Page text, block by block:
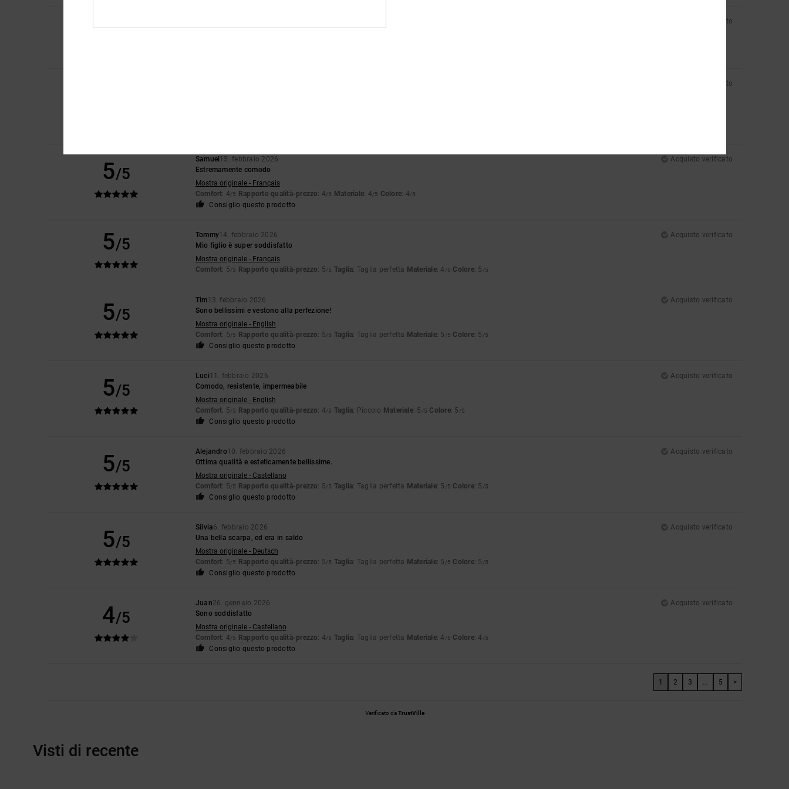
5/5
Acquisto verificato
Acquisto verificato
5/5
Samuel 15. febbraio 2026
Acquisto verificato
Estremamente comodo
Mostra originale - Français
Comfort: 4/5 Rapporto qualità-prezzo: 4/5 Materiale: 4/5 Colore: 4/5
Consiglio questo prodotto
5/5
Tommy14. febbraio 2026
Acquisto verificato
Mio figlio è super soddisfatto
Mostra originale - Français
Comfort: 5/5 Rapporto qualità-prezzo: 5/5 Taglia: Taglia perfetta Materiale: 4 /5 Colore: 5 /5
5/5
Tim13. febbraio 2026
Acquisto verificato
Sono bellissimi e vestono alla perfezione!
Mostra originale - English
Comfort: 5/5 Rapporto qualità-prezzo: 5/5 Taglia: Taglia perfetta Materiale: 5 /5 Colore: 5 /5
Consiglio questo prodotto
5/5
Luci11. febbraio 2026
Acquisto verificato
Comodo, resistente, impermeabile
Mostra originale - English
Comfort: 5/5 Rapporto qualità-prezzo: 4/5 Taglia: Piccolo Materiale: 5 /5 Colore: 5 /5
Consiglio questo prodotto
5/5
Alejandro10. febbraio 2026
Acquisto verificato
Ottima qualità e esteticamente bellissime.
Mostra originale - Castellano
Comfort: 5/5 Rapporto qualità-prezzo: 5/5 Taglia: Taglia perfetta Materiale: 5 /5 Colore: 5 /5
Consiglio questo prodotto
5/5
Silvia6. febbraio 2026
Acquisto verificato
Una bella scarpa, ed era in saldo
Mostra originale - Deutsch
Comfort: 5/5 Rapporto qualità-prezzo: 5/5 Taglia: Taglia perfetta Materiale: 5 /5 Colore: 5 /5
Consiglio questo prodotto
4/5
Juan26. gennaio 2026
Acquisto verificato
Sono soddisfatto
Mostra originale - Castellano
Comfort: 4/5 Rapporto qualità-prezzo: 4/5 Taglia: Taglia perfetta Materiale: 4 /5 Colore: 4 /5
Consiglio questo prodotto
1 2 3 ... 5 >
Verificato daTrustVille
Visti di recente